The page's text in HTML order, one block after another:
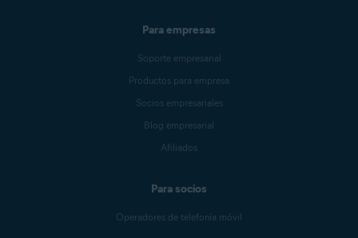
Para empresas
Soporte empresarial
Productos para empresa
Socios empresariales
Blog empresarial
Afiliados
Para socios
Operadores de telefonía móvil